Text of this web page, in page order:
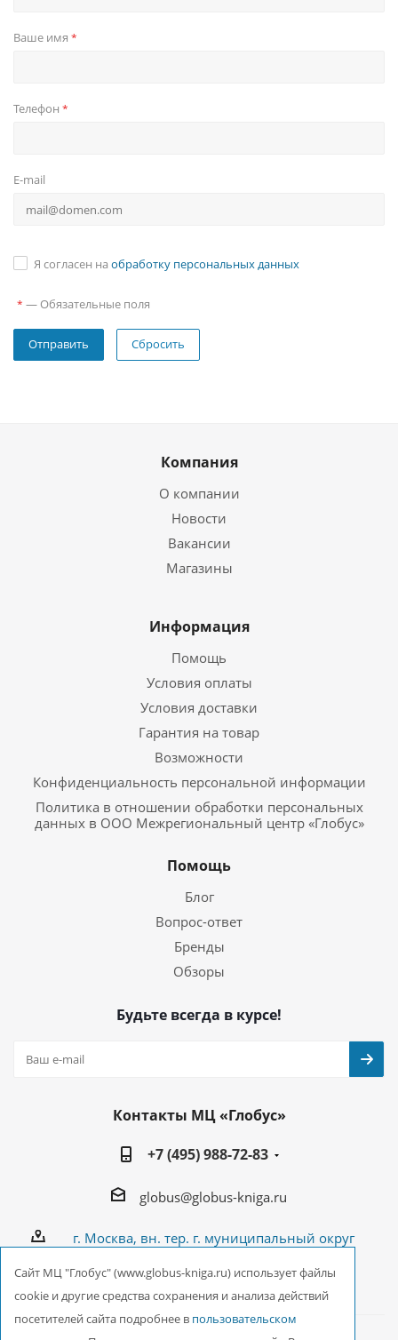
Ваше имя *
Телефон *
E-mail
Я согласен на обработку персональных данных
* — Обязательные поля
Сбросить
Компания
О компании
Новости
Вакансии
Магазины
Информация
Помощь
Условия оплаты
Условия доставки
Гарантия на товар
Возможности
Конфиденциальность персональной информации
Политика в отношении обработки персональных
данных в ООО Межрегиональный центр «Глобус»
Помощь
Блог
Вопрос-ответ
Бренды
Обзоры
Будьте всегда в курсе!
Контакты МЦ «Глобус»
+7 (495) 988-72-83
globus@globus-kniga.ru
г. Москва, вн. тер. г. муниципальный округ
Cайт МЦ "Глобус" (www.globus-kniga.ru) использует файлы
cookie и другие средства сохранения и анализа действий
посетителей сайта подробнее в пользовательском